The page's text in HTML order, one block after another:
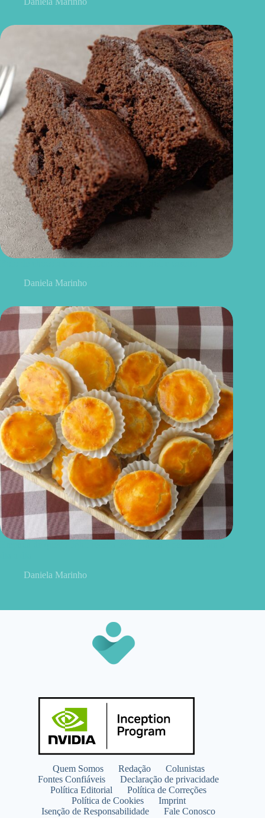
Daniela Marinho
Daniela Marinho
Quem Somos Redação
Colunistas
Fontes Confiáveis
Declaração de privacidade
Política Editorial
Política de Correções
Política de Cookies
Imprint
Isenção de Responsabilidade
Fale Conosco